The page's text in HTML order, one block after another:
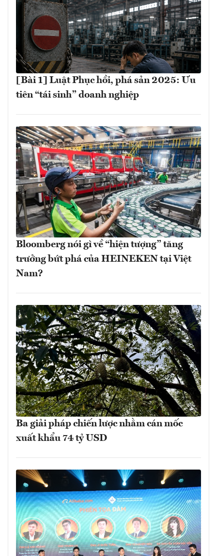
[Bài 1] Luật Phục hồi, phá sản 2025: Ưu
tiên “tái sinh” doanh nghiệp
Bloomberg nói gì về “hiện tượng” tăng
trưởng bứt phá của HEINEKEN tại Việt
Nam?
Ba giải pháp chiến lược nhằm cán mốc
xuất khẩu 74 tỷ USD